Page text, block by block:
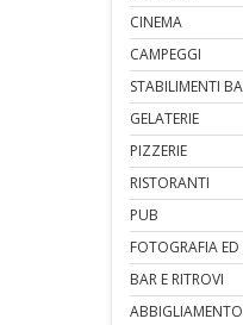
CINEMA
CAMPEGGI
STABILIMENTI
GELATERIE
PIZZERIE
RISTORANTI
PUB
FOTOGRAFIA
BAR E RITROVI
ABBIGLIAMENTO